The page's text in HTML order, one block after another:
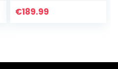
terker-
€189.99